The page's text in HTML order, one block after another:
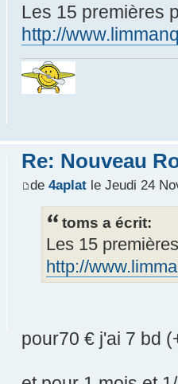
Les 15 premières
http://
Re: Nouveau
de 4aplatle Jeudi 24
toms a écrit:
Les 15
http://
pour70 € j'ai 7 bd